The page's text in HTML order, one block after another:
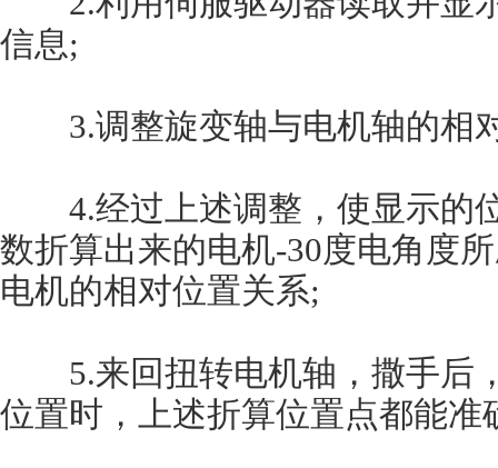
信息;
3.调整旋变轴与电机轴的相
4.经过上述调整，使显示的
数折算出来的电机-30度电角度
电机的相对位置关系;
5.来回扭转电机轴，撒手后
位置时，上述折算位置点都能准